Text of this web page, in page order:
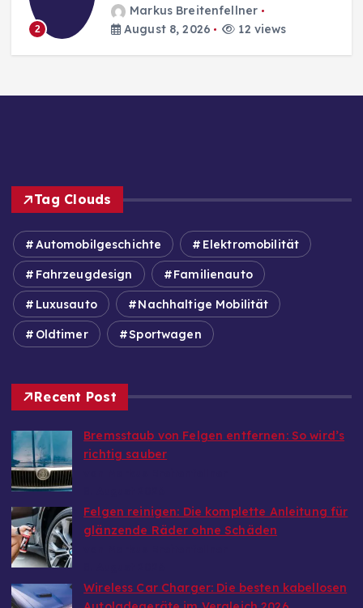
2
Markus Breitenfellner
August 8, 2026
12 views
Tag Clouds
Automobilgeschichte Elektromobilität
Fahrzeugdesign Familienauto
Luxusauto Nachhaltige Mobilität
Oldtimer Sportwagen
Recent Post
Bremsstaub von Felgen entfernen: So wird’s
richtig sauber
Felgen reinigen: Die komplette Anleitung für
glänzende Räder ohne Schäden
Wireless Car Charger: Die besten kabellosen